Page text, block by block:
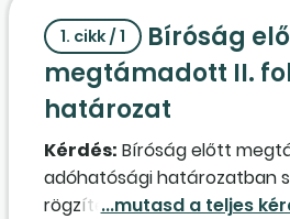
1. cikk / 1
Bíróság
megtámadott II.
határozat
Kérdés: Bíróság előtt
adóhatósági határozatban
rögzíteni kell-e a